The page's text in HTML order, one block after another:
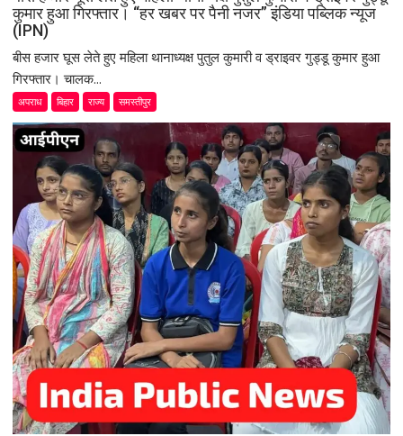
कुमार हुआ गिरफ्तार। “हर खबर पर पैनी नजर” इंडिया पब्लिक न्यूज
(IPN)
बीस हजार घूस लेते हुए महिला थानाध्यक्ष पुतुल कुमारी व ड्राइवर गुड्डू कुमार हुआ
गिरफ्तार। चालक...
अपराध बिहार राज्य समस्तीपुर